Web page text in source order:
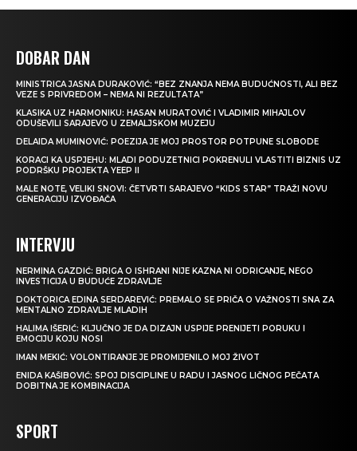
DOBAR DAN
MINISTRICA JASNA DURAKOVIĆ: “BEZ ZNANJA NEMA BUDUĆNOSTI, ALI BEZ
VEZE S PRIVREDOM – NEMA NI REZULTATA”
KLASIKA UZ HARMONIKU: HASAN MURATOVIĆ I VLADIMIR MIHAJLOV
ODUŠEVILI SARAJEVO U ZEMALJSKOM MUZEJU
DELAIDA MUMINOVIĆ: POEZIJA JE MOJ PROSTOR POTPUNE SLOBODE
KORACI KA USPJEHU: MLADI PODUZETNICI POKRENULI VLASTITI BIZNIS UZ
PODRŠKU PROJEKTA YEEP II
MALE NOTE, VELIKI SNOVI: ČETVRTI SARAJEVO “KIDS STAR” TRAŽI NOVU
GENERACIJU IZVOĐAČA
INTERVJU
NERMINA GAZDIĆ: BRIGA O ISHRANI NIJE KAZNA NI ODRICANJE, NEGO
INVESTICIJA U BUDUĆE ZDRAVLJE
DOKTORICA EDINA SERDAREVIĆ: PREMALO SE PRIČA O VAŽNOSTI SNA ZA
MENTALNO ZDRAVLJE MLADIH
HALIMA IŠERIĆ: KLJUČNO JE DA DIZAJN USPIJE PRENIJETI PORUKU I
EMOCIJU KOJU NOSI
IMAN MEKIĆ: VOLONTIRANJE JE PROMIJENILO MOJ ŽIVOT
ENIDA KAŠIBOVIĆ: SPOJ DISCIPLINE U RADU I JASNOG LIČNOG PEČATA
DOBITNA JE KOMBINACIJA
SPORT